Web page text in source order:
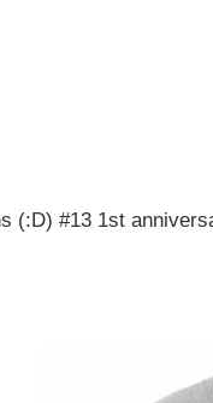
(:D) #13 1st